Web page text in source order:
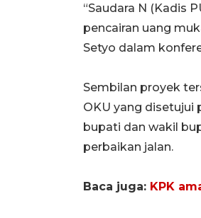
“Saudara N (Kadis
pencairan uang
Setyo dalam
Sembilan proyek
OKU yang disetujui
bupati dan wakil
perbaikan jalan.
Baca juga: KPK